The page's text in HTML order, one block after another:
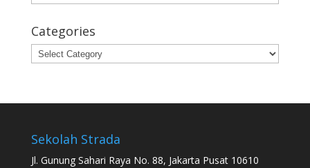
Categories
Categories
Sekolah Strada
Jl. Gunung Sahari Raya No. 88, Jakarta Pusat 10610